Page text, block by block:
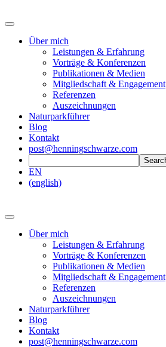
Über mich
Leistungen & Erfahrung
Vorträge & Konferenzen
Publikationen & Medien
Mitgliedschaft & Engagement
Referenzen
Auszeichnungen
Naturparkführer
Blog
Kontakt
post@henningschwarze.com
EN
(english)
Über mich
Leistungen & Erfahrung
Vorträge & Konferenzen
Publikationen & Medien
Mitgliedschaft & Engagement
Referenzen
Auszeichnungen
Naturparkführer
Blog
Kontakt
post@henningschwarze.com